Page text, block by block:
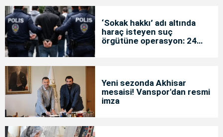
‘Sokak hakkı’ adı altında
haraç isteyen suç
örgütüne operasyon: 24
Yeni sezonda Akhisar
mesaisi! Vanspor'dan resmi
imza